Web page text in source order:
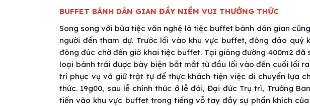
BUFFET BÁNH DÂN GIAN ĐẦY NIỀM VUI THƯỞNG THỨC
Song song với bữa tiệc văn nghệ là tiệc buffet bánh dân gian
người đến tham dự. Trước lối vào khu vực buffet, đông đảo quý
đông đúc chờ đến giờ khai tiệc buffet. Tại giảng đường 400m2
loại bánh trái được bày biện bắt mắt từ đầu lối vào đến cuối lối
trí phục vụ và giữ trật tự để thực khách tiện việc di chuyển lựa
thức. 19g00, sau lễ chính thức ở lễ đài, Đại đức Trụ trì, Trưởng
tiến vào khu vực buffet trong tiếng vỗ tay đầy sự phấn khích